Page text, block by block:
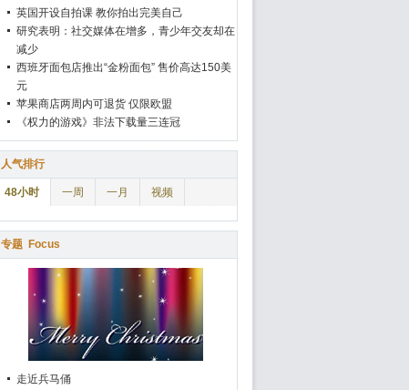
英国开设自拍课 教你拍出完美自己
研究表明：社交媒体在增多，青少年交友却在
减少
西班牙面包店推出“金粉面包” 售价高达150美
元
苹果商店两周内可退货 仅限欧盟
《权力的游戏》非法下载量三连冠
人气排行
48小时 一周 一月 视频
专题 Focus
走近兵马俑